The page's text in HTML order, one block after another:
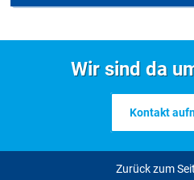
Geschäftsordnung für den
Kreisausschuss und weitere
Rottal-InnWir sind da
Kontakt
Zurück zum